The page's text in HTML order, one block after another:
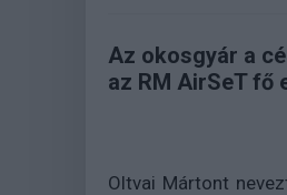
Az okosgyár a
az RM AirSeT fő
Oltvai Mártont